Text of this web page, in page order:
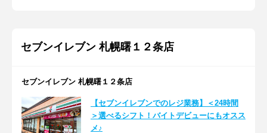
セブンイレブン 札幌曙１２条店
セブンイレブン 札幌曙１２条店
【セブンイレブンでのレジ業務】＜24時間
＞選べるシフト！バイトデビューにもオスス
メ♪